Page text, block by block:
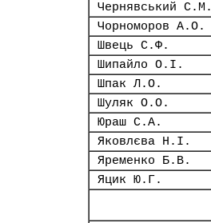
Чернявський С.М.
Чорноморов А.О.
Швець С.Ф.
Шипайло О.І.
Шпак Л.О.
Шуляк О.О.
Юраш С.А.
Яковлєва Н.І.
Яременко Б.В.
Яцик Ю.Г.